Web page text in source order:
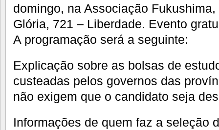
domingo, na Associação
Glória, 721 – Liberdade. Evento
A programação será a seguinte:
Explicação sobre as bolsas de
custeadas pelos governos das
não exigem que o candidato seja
Informações de quem faz a seleção